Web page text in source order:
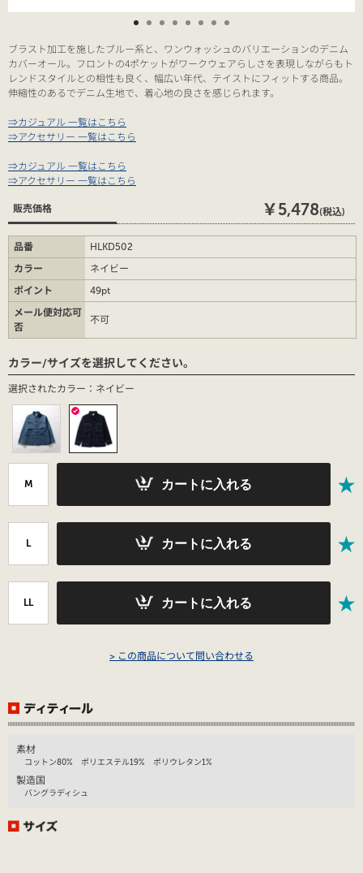
ブラスト加工を施したブルー系と、ワンウォッシュのバリエーションのデニム
カバーオール。フロントの4ポケットがワークウェアらしさを表現しながらもト
レンドスタイルとの相性も良く、幅広い年代、テイストにフィットする商品。
伸縮性のあるでデニム生地で、着心地の良さを感じられます。
⇒カジュアル 一覧はこちら
⇒アクセサリー 一覧はこちら
⇒カジュアル 一覧はこちら
⇒アクセサリー 一覧はこちら
販売価格 ￥5,478(税込)
品番
HLKD502
カラー
ネイビー
ポイント
49pt
メール便対応可
否
不可
カラー/サイズを選択してください。
選択されたカラー：ネイビー
M カートに入れる
L カートに入れる
LL カートに入れる
> この商品について問い合わせる
素材
コットン80% ポリエステル19% ポリウレタン1%
製造国
バングラディシュ